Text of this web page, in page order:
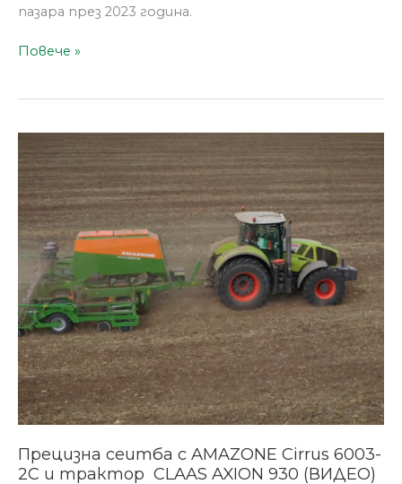
пазара през 2023 година.
Повече »
Прецизна сеитба с AMAZONE Cirrus 6003-
2C и трактор CLAAS AXION 930 (ВИДЕО)
Прецизна
сеитба
AMAZONE
Cirrus
6003-
и
трактор
CLAAS
AXION
930
(ВИДЕО)